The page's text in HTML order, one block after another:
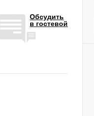
Обсудить
в гостевой